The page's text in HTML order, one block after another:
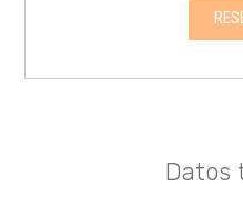
Datos